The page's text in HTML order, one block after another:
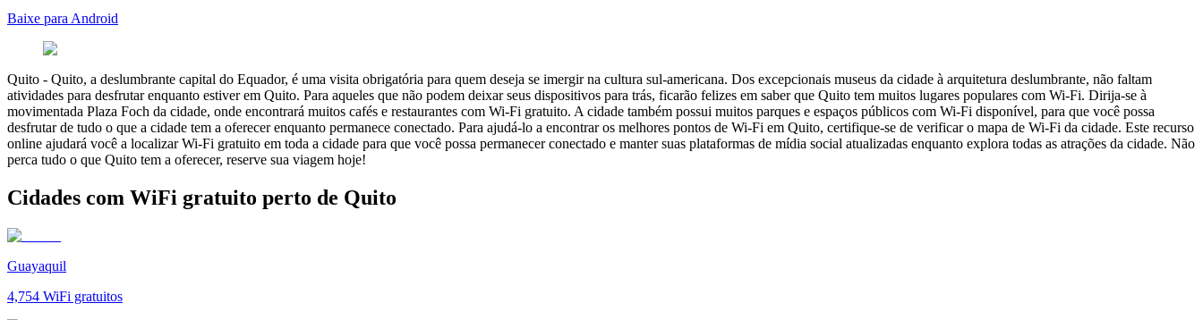
Baixe para Android
Quito - Quito, a deslumbrante capital do Equador, é uma visita obrigatória para quem deseja se imergir na cultura sul-americana. Dos excepcionais museus da cidade à arquitetura deslumbrante, não faltam
atividades para desfrutar enquanto estiver em Quito. Para aqueles que não podem deixar seus dispositivos para trás, ficarão felizes em saber que Quito tem muitos lugares populares com Wi-Fi. Dirija-se à
movimentada Plaza Foch da cidade, onde encontrará muitos cafés e restaurantes com Wi-Fi gratuito. A cidade também possui muitos parques e espaços públicos com Wi-Fi disponível, para que você possa
desfrutar de tudo o que a cidade tem a oferecer enquanto permanece conectado. Para ajudá-lo a encontrar os melhores pontos de Wi-Fi em Quito, certifique-se de verificar o mapa de Wi-Fi da cidade. Este recurso
online ajudará você a localizar Wi-Fi gratuito em toda a cidade para que você possa permanecer conectado e manter suas plataformas de mídia social atualizadas enquanto explora todas as atrações da cidade. Não
perca tudo o que Quito tem a oferecer, reserve sua viagem hoje!
Cidades com WiFi gratuito perto de Quito
Guayaquil
4,754 WiFi gratuitos